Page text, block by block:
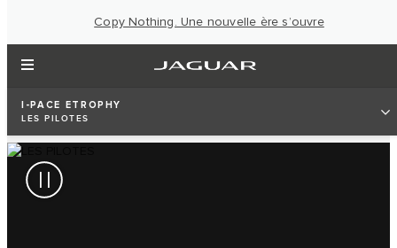
Copy Nothing. Une nouvelle ère s’ouvre
I‑PACE ETROPHY
LES PILOTES